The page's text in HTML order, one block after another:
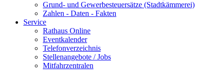
Grund- und Gewerbesteuersätze (Stadtkämmerei)
Zahlen - Daten - Fakten
Service
Rathaus Online
Eventkalender
Telefonverzeichnis
Stellenangebote / Jobs
Mitfahrzentralen